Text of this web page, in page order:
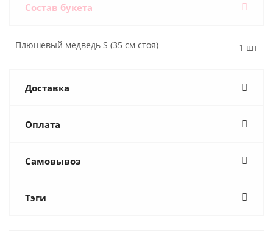
Состав букета
Плюшевый медведь S (35 см стоя) 1 шт
Доставка
Оплата
Самовывоз
Тэги